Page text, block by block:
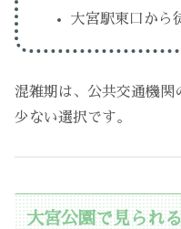
大宮駅東口から
混雑期は、公共交通機関
少ない選択です。
大宮公園で見られ